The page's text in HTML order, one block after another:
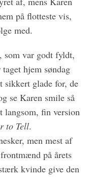
på flotteste vis,
med.
som var godt fyldt,
hjem søndag
sikkert glade for, de
se Karen smile så
langsom, fin version
to Tell.
men mest af
på årets
kvinde give den